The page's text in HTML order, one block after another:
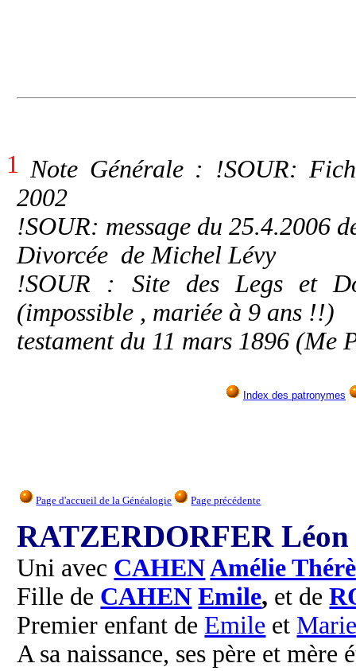
1 Note Générale : !SOUR:
2002
!SOUR: message du 25.4.2006
Divorcée de Michel Lévy
!SOUR : Site des Legs et
(impossible , mariée à 9 ans !!)
testament du 11 mars 1896 (Me
Index des patronymes
Page d'accueil de la Généalogie Page précédente
RATZERDORFER Léon
Uni avec CAHENAmélie
Fille de CAHEN Emile, et de
Premier enfant de Emile et
A sa naissance, ses père et mère